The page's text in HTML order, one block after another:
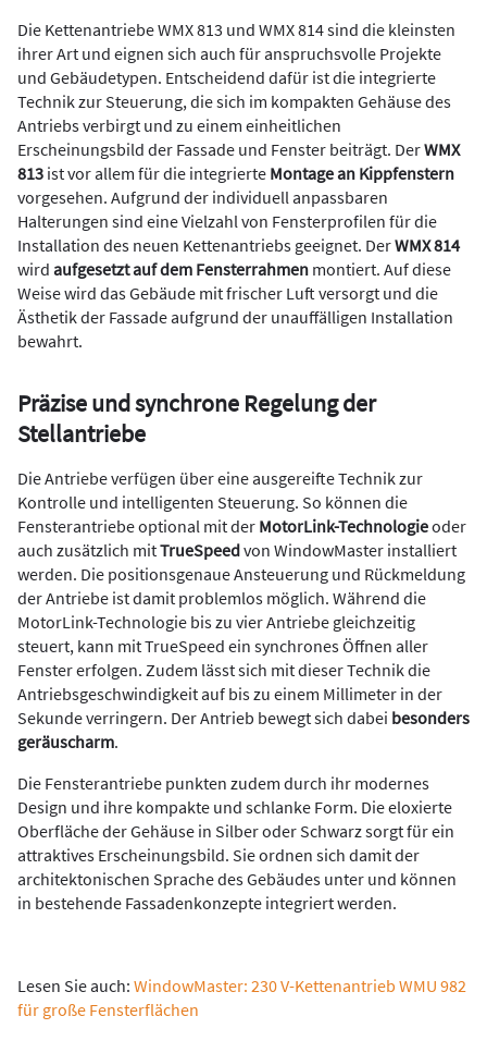
Die Kettenantriebe WMX 813 und WMX 814 sind die kleinsten
ihrer Art und eignen sich auch für anspruchsvolle Projekte
und Gebäudetypen. Entscheidend dafür ist die integrierte
Technik zur Steuerung, die sich im kompakten Gehäuse des
Antriebs verbirgt und zu einem einheitlichen
Erscheinungsbild der Fassade und Fenster beiträgt. DerWMX
813 ist vor allem für die integrierte Montage an Kippfenstern
vorgesehen. Aufgrund der individuell anpassbaren
Halterungen sind eine Vielzahl von Fensterprofilen für die
Installation des neuen Kettenantriebs geeignet. DerWMX 814
wird aufgesetzt auf dem Fensterrahmen montiert. Auf diese
Weise wird das Gebäude mit frischer Luft versorgt und die
Ästhetik der Fassade aufgrund der unauffälligen Installation
bewahrt.
Präzise und synchrone Regelung der
Stellantriebe
Die Antriebe verfügen über eine ausgereifte Technik zur
Kontrolle und intelligenten Steuerung. So können die
Fensterantriebe optional mit der MotorLink-Technologieoder
auch zusätzlich mitTrueSpeedvon WindowMaster installiert
werden. Die positionsgenaue Ansteuerung und Rückmeldung
der Antriebe ist damit problemlos möglich. Während die
MotorLink-Technologie bis zu vier Antriebe gleichzeitig
steuert, kann mit TrueSpeed ein synchrones Öffnen aller
Fenster erfolgen. Zudem lässt sich mit dieser Technik die
Antriebsgeschwindigkeit auf bis zu einem Millimeter in der
Sekunde verringern. Der Antrieb bewegt sich dabei besonders
geräuscharm.
Die Fensterantriebe punkten zudem durch ihr modernes
Design und ihre kompakte und schlanke Form. Die eloxierte
Oberfläche der Gehäuse in Silber oder Schwarz sorgt für ein
attraktives Erscheinungsbild. Sie ordnen sich damit der
architektonischen Sprache des Gebäudes unter und können
in bestehende Fassadenkonzepte integriert werden.
Lesen Sie auch: WindowMaster: 230 V-Kettenantrieb WMU 982
für große Fensterflächen